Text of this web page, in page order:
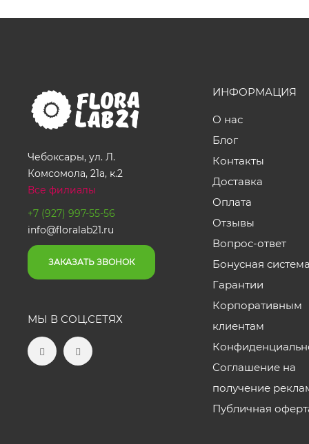
Чебоксары, ул. Л.
Комсомола, 21а, к.2
Все филиалы
+7 (927) 997-55-56
info@floralab21.ru
ЗАКАЗАТЬ ЗВОНОК
МЫ В СОЦ.СЕТЯХ
ИНФОРМАЦИЯ
О нас
Блог
Контакты
Доставка
Оплата
Отзывы
Вопрос-ответ
Бонусная
Гарантии
Корпоративным
клиентам
Соглашение на
получение
Публичная